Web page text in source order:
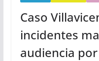
Caso
incidentes
audiencia